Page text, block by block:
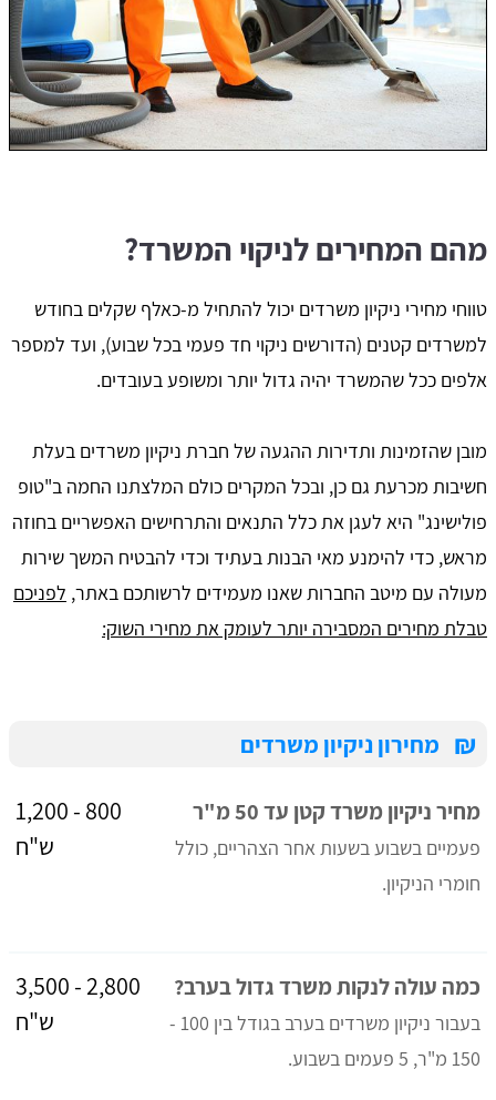
מהם המחירים לניקוי המשרד?
טווחי מחירי ניקיון משרדים יכול להתחיל מ-כאלף שקלים בחודש
למשרדים קטנים (הדורשים ניקוי חד פעמי בכל שבוע), ועד למספר
אלפים ככל שהמשרד יהיה גדול יותר ומשופע בעובדים.
מובן שהזמינות ותדירות ההגעה של חברת ניקיון משרדים בעלת
חשיבות מכרעת גם כן, ובכל המקרים כולם המלצתנו החמה ב"טופ
פולישינג" היא לעגן את כלל התנאים והתרחישים האפשריים בחוזה
מראש, כדי להימנע מאי הבנות בעתיד וכדי להבטיח המשך שירות
מעולה עם מיטב החברות שאנו מעמידים לרשותכם באתר, לפניכם
טבלת מחירים המסבירה יותר לעומק את מחירי השוק:
₪ מחירון ניקיון משרדים
מחיר ניקיון משרד קטן עד 50 מ"ר
פעמיים בשבוע בשעות אחר הצהריים, כולל
חומרי הניקיון.
800 - 1,200
ש"ח
כמה עולה לנקות משרד גדול בערב?
בעבור ניקיון משרדים בערב בגודל בין 100 -
150 מ"ר, 5 פעמים בשבוע.
2,800 - 3,500
ש"ח